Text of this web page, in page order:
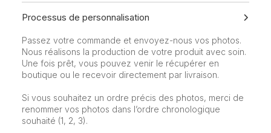
Processus de personnalisation
Passez votre commande et envoyez-nous vos photos.
Nous réalisons la production de votre produit avec soin.
Une fois prêt, vous pouvez venir le récupérer en
boutique ou le recevoir directement par livraison.
Si vous souhaitez un ordre précis des photos, merci de
renommer vos photos dans l’ordre chronologique
souhaité (1, 2, 3).